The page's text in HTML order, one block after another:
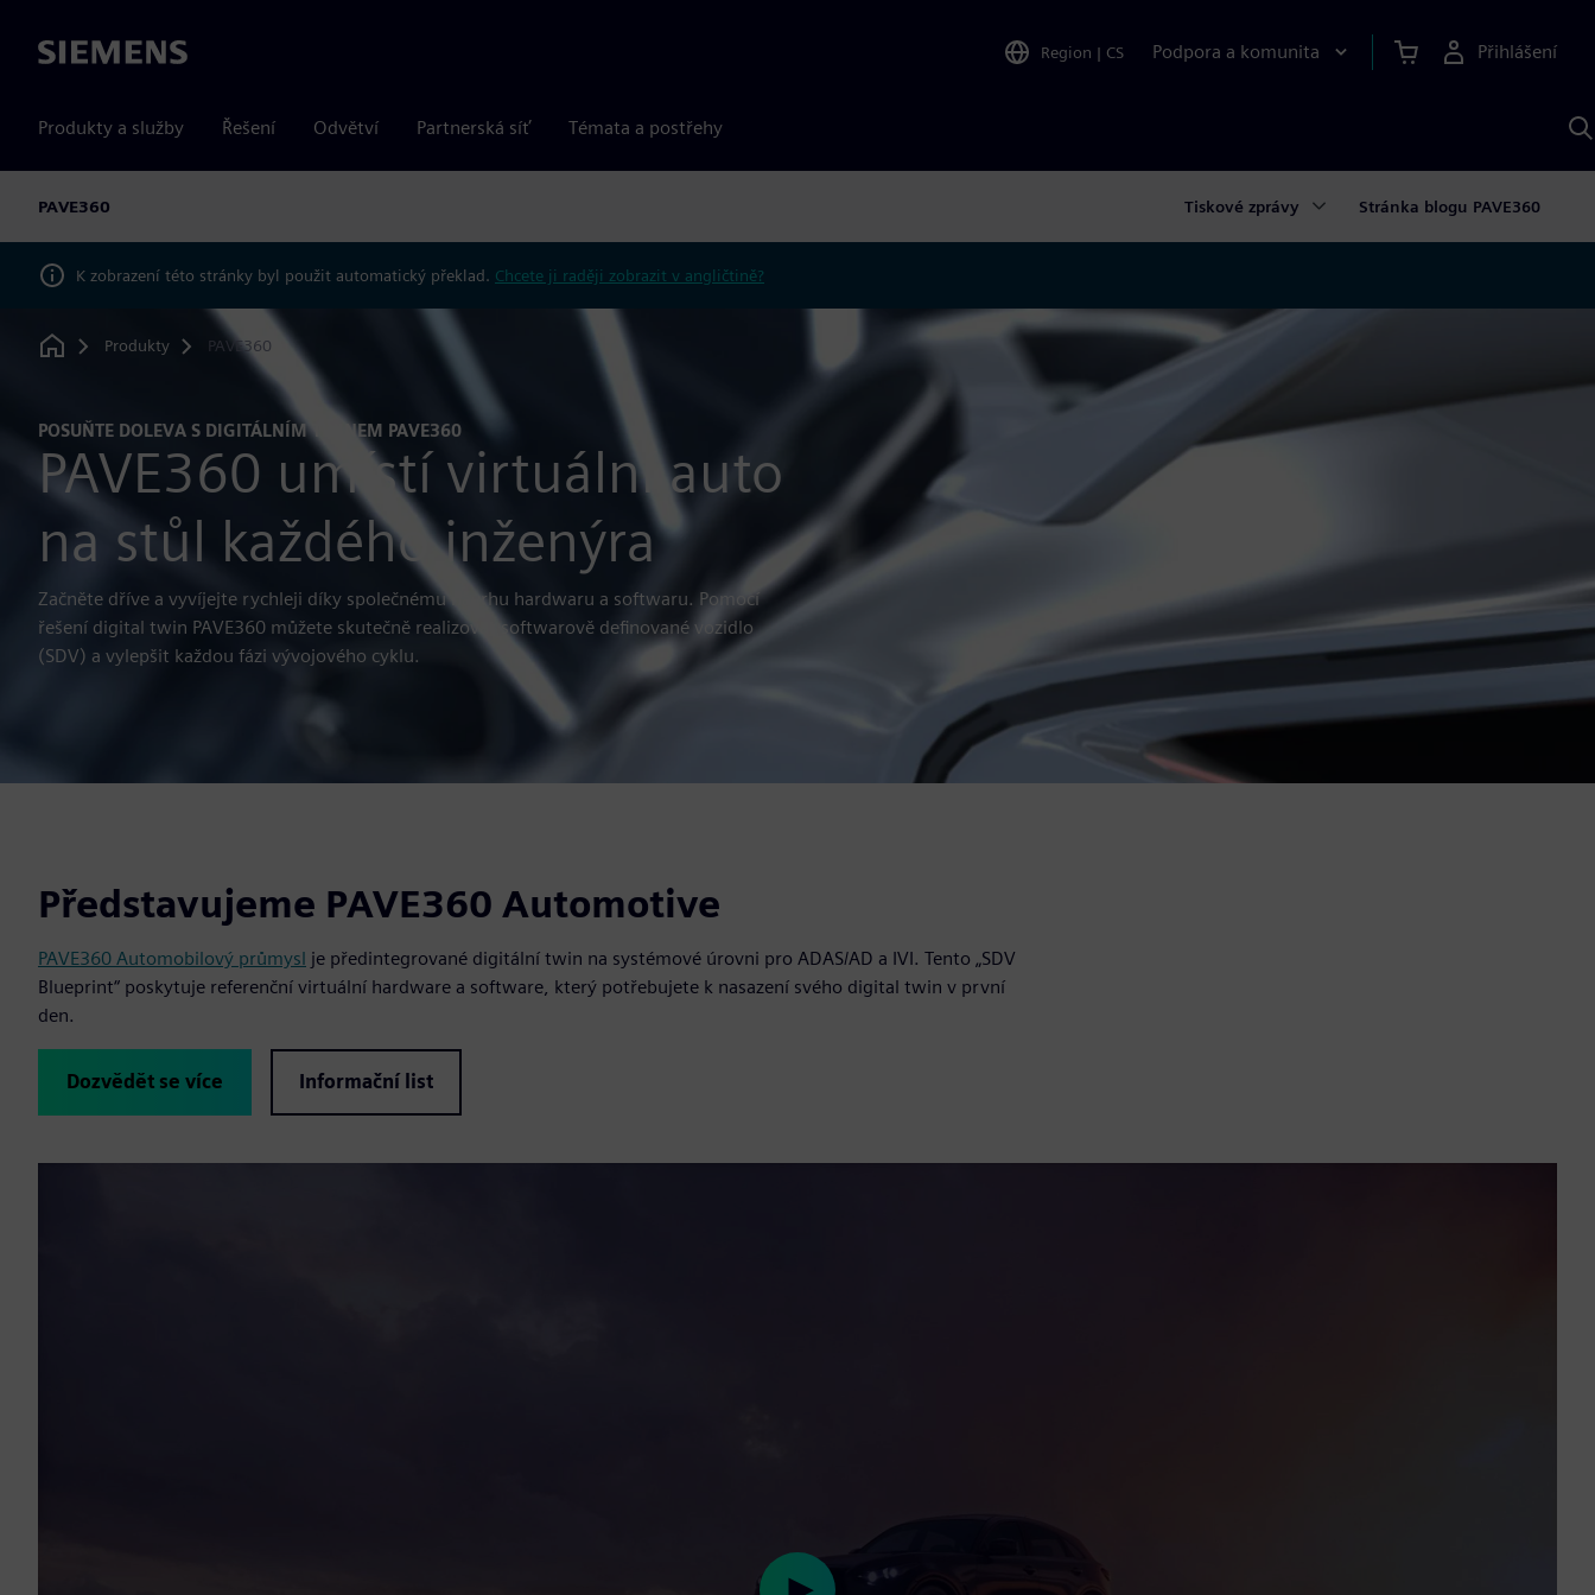
Siemens Region | CS Podpora a komunita Přihlášení
Produkty a služby Řešení Odvětví Partnerská síť Témata a postřehy
PAVE360 Tiskové zprávy Stránka blogu PAVE360
K zobrazení této stránky byl použit automatický překlad. Chcete ji raději zobrazit v angličtině?
Home
Produkty PAVE360
POSUŇTE DOLEVA S DIGITÁLNÍM TWINEM PAVE360
PAVE360 umístí virtuální auto
na stůl každého inženýra
Začněte dříve a vyvíjejte rychleji díky společnému návrhu hardwaru a softwaru. Pomocí
řešení digital twin PAVE360 můžete skutečně realizovat softwarově definované vozidlo
(SDV) a vylepšit každou fázi vývojového cyklu.
Představujeme PAVE360 Automotive
PAVE360 Automobilový průmysl je předintegrované digitální twin na systémové úrovni pro ADAS/AD a IVI. Tento „SDV
Blueprint“ poskytuje referenční virtuální hardware a software, který potřebujete k nasazení svého digital twin v první
den.
Dozvědět se více Informační list